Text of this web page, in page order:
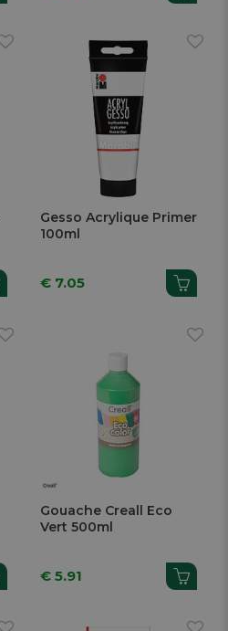
Gesso Acrylique Primer
100ml
€ 7.05
Gouache Creall Eco
Vert 500ml
€ 5.91